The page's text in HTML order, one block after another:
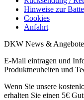
Hinweise zur
Cookies
Anfahrt
DKW News & Angebote
E-Mail eintragen und
Produktneuheiten und
Wenn Sie unsere
erhalten Sie einen 5€